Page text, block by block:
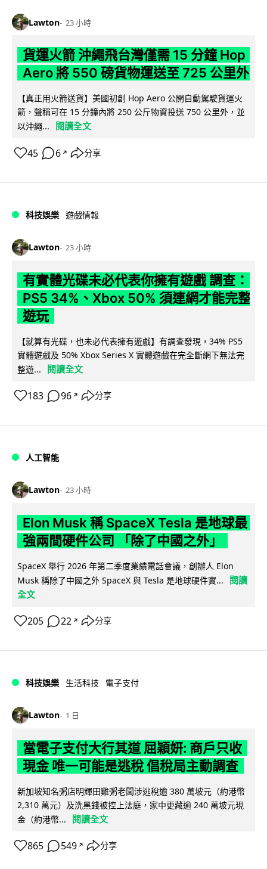
Lawton 23 小時
貨運火箭 沖繩飛台灣僅需 15 分鐘 Hop
Aero 將 550 磅貨物運送至 725 公里外
【真正用火箭送貨】美國初創 Hop Aero 公開自動駕駛貨運火
箭，聲稱可在 15 分鐘內將 250 公斤物資投送 750 公里外，並
以沖繩...
閱讀全文
45 6 ↗ 分享
科技娛樂 遊戲情報
Lawton 23 小時
有實體光碟未必代表你擁有遊戲 調查：
PS5 34%、Xbox 50% 須連網才能完整
遊玩
【就算有光碟，也未必代表擁有遊戲】有調查發現，34% PS5
實體遊戲及 50% Xbox Series X 實體遊戲在完全斷網下無法完
整遊...
閱讀全文
183 96 ↗ 分享
人工智能
Lawton 23 小時
Elon Musk 稱 SpaceX Tesla 是地球最
強兩間硬件公司 「除了中國之外」
SpaceX 舉行 2026 年第二季度業績電話會議，創辦人 Elon
Musk 稱除了中國之外 SpaceX 與 Tesla 是地球硬件實...
閱讀
全文
205 22 ↗ 分享
科技娛樂 生活科技 電子支付
Lawton 1 日
當電子支付大行其道 屈穎妍: 商戶只收
現金 唯一可能是逃稅 倡稅局主動調查
新加坡知名粥店明輝田雞粥老闆涉逃稅逾 380 萬坡元（約港幣
2,310 萬元）及洗黑錢被控上法庭，家中更藏逾 240 萬坡元現
金（約港幣...
閱讀全文
865 549 ↗ 分享